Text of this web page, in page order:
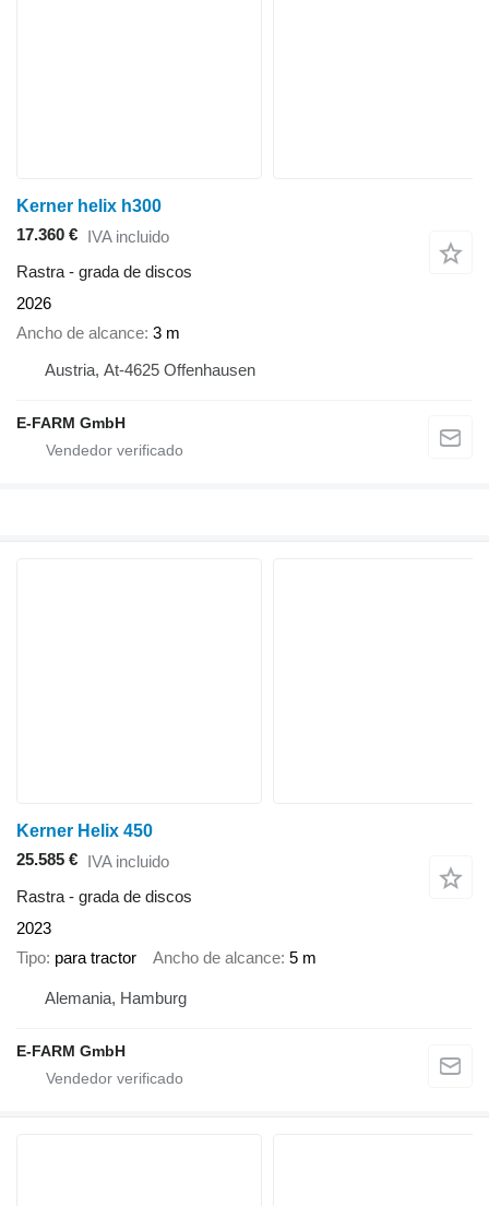
Kerner helix h300
17.360 € IVA incluido
Rastra - grada de discos
2026
Ancho de alcance 3 m
Austria, At-4625 Offenhausen
E-FARM GmbH
Kerner Helix 450
25.585 € IVA incluido
Rastra - grada de discos
2023
Tipo para tractor Ancho de alcance 5 m
Alemania, Hamburg
E-FARM GmbH